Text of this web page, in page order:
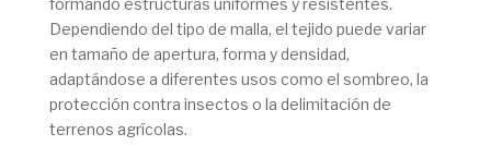
formando estructuras uniformes y resistentes.
Dependiendo del tipo de malla, el tejido puede variar
en tamaño de apertura, forma y densidad,
adaptándose a diferentes usos como el sombreo, la
protección contra insectos o la delimitación de
terrenos agrícolas.